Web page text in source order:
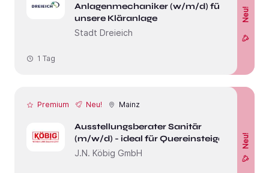
Anlagenmechaniker (w/m/d) für
unsere Kläranlage
Stadt Dreieich
Neu!
1 Tag
Premium Neu! Mainz
Ausstellungsberater Sanitär
(m/w/d) - ideal für Quereinsteiger
J.N. Köbig GmbH
Neu!